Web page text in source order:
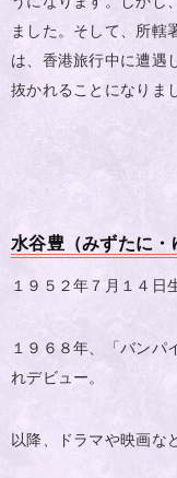
ました。そして、所轄
は、香港旅行中に遭遇
抜かれることになりま
水谷豊（みずたに・
１９５２年７月１４日
１９６８年、「バンパ
れデビュー。
以降、ドラマや映画な